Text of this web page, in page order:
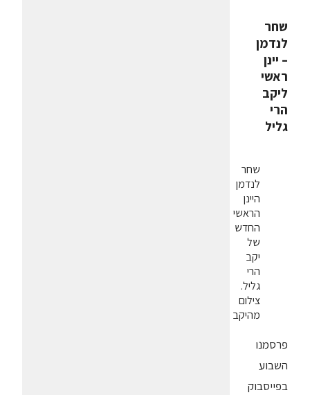
שחר
לנדמן
– יינן
ראשי
ליקב
הרי
גליל
שחר
לנדמן
היינן
הראשי
החדש
של
יקב
הרי
גליל.
צילום
מהיקב
פרסמנו
השבוע
בפייסבוק